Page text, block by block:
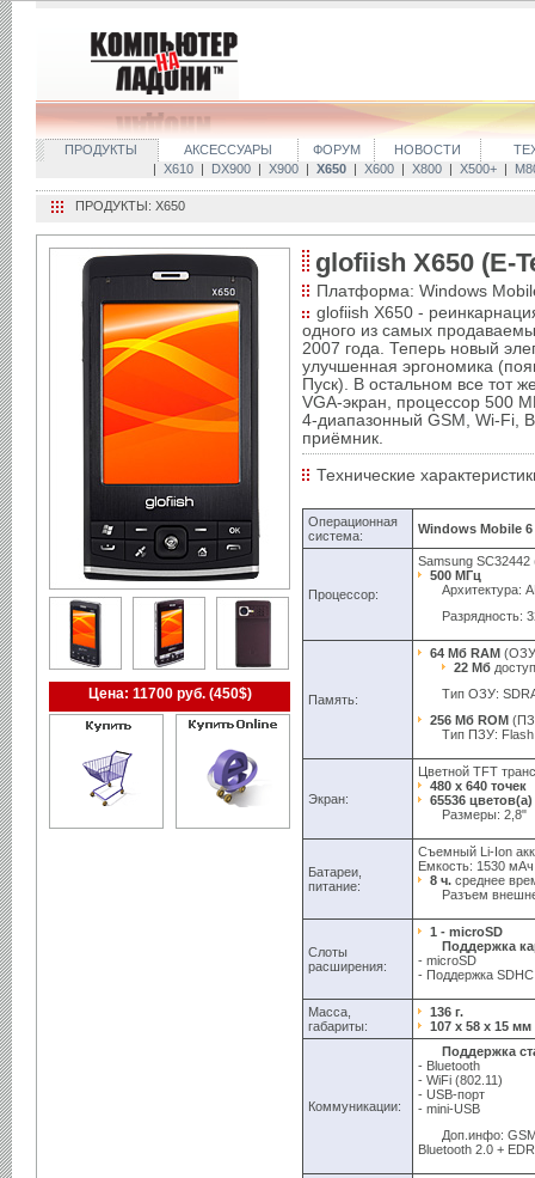
ПРОДУКТЫ АКСЕССУАРЫ ФОРУМ НОВОСТИ
| X610 | DX900 | X900 | X650 | X600 | X800 | X500+ |
ПРОДУКТЫ: X650
Цена: 11700 руб. (450$)
glofiish X650 (E-
Платформа: Windows
glofiish X650 -
одного из самых
2007 года. Теперь новый
улучшенная эргономика
Пуск). В остальном все тот
VGA-экран, процессор 500
4-диапазонный GSM, Wi-Fi,
приёмник.
Технические
Операционная
система:
Windows Mobile
Процессор:
Samsung SC32442
500 МГц
Архитектура:
Разрядность:
Память:
64 Мб RAM
22 Мб
Тип ОЗУ:
256 Мб ROM
Тип ПЗУ:
Экран:
Цветной TFT
480 x 640 точек
65536 цветов(а)
Размеры: 2,8"
Батареи,
питание:
Съемный Li-Ion
Емкость: 1530 мАч
8 ч. среднее
Разъем
Слоты
расширения:
1 - microSD
Поддержка
- microSD
- Поддержка SDHC
Масса,
габариты:
136 г.
107 x 58 x 15 мм
Коммуникации:
Поддержка
- Bluetooth
- WiFi (802.11)
- USB-порт
- mini-USB
Доп.инфо:
Bluetooth 2.0 +